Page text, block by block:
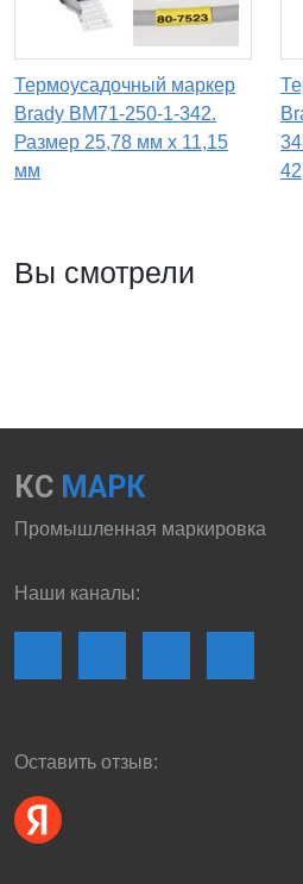
Термоусадочный маркер
Brady BM71-250-1-342.
Размер 25,78 мм х 11,15
мм
Вы смотрели
КС МАРК
Промышленная маркировка
Наши каналы:
Оставить отзыв: